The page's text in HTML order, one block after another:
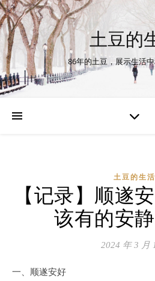
土豆的
86年的土豆，展示生活
土豆的生活
【记录】顺遂
该有的安
2024 年 3 月
一、顺遂安好